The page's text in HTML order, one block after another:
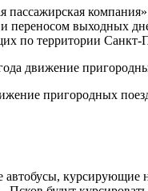
пассажирская
выходных
по территории Санкт-
движение
пригородных
автобусы,